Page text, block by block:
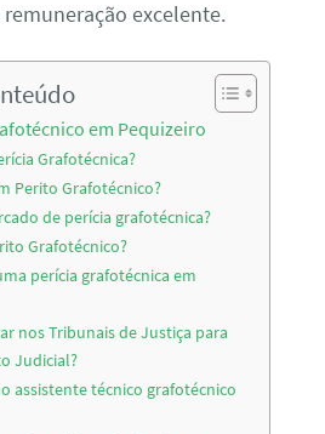
excelente.
em Pequizeiro
Grafotécnica?
Perito Grafotécnico?
de perícia grafotécnica?
Grafotécnico?
perícia grafotécnica em
nos Tribunais de Justiça para
Judicial?
assistente técnico grafotécnico